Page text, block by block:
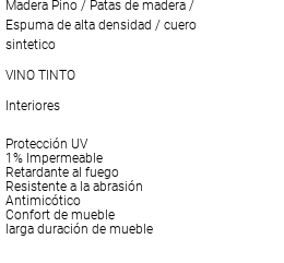
Madera Pino / Patas de madera /
Espuma de alta densidad / cuero
sintetico
VINO TINTO
Interiores
Protección UV
1% Impermeable
Retardante al fuego
Resistente a la abrasión
Antimicótico
Confort de mueble
larga duración de mueble